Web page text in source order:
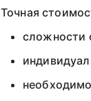
Точная
сложности